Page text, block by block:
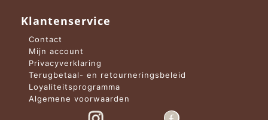
Klantenservice
Contact
Mijn account
Privacyverklaring
Terugbetaal- en retourneringsbeleid
Loyaliteitsprogramma
Algemene voorwaarden